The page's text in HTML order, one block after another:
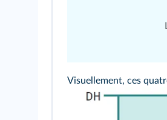
Visuellement, ces